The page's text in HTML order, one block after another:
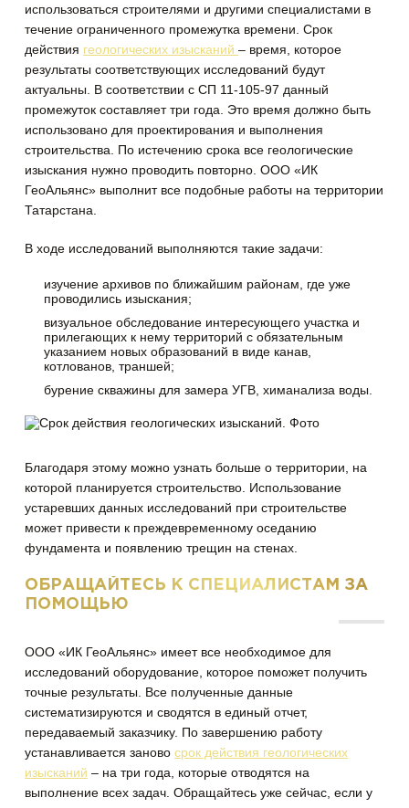
использоваться строителями и другими специалистами в
течение ограниченного промежутка времени.Срок
действия геологических изысканий– время, которое
результаты соответствующих исследований будут
актуальны. В соответствии с СП 11-105-97 данный
промежуток составляет три года. Это время должно быть
использовано для проектирования и выполнения
строительства. По истечению срока все геологические
изыскания нужно проводить повторно. ООО «ИК
ГеоАльянс» выполнит все подобные работы на территории
Татарстана.
В ходе исследований выполняются такие задачи:
изучение архивов по ближайшим районам, где уже
проводились изыскания;
визуальное обследование интересующего участка и
прилегающих к нему территорий с обязательным
указанием новых образований в виде канав,
котлованов, траншей;
бурение скважины для замера УГВ, химанализа воды.
Благодаря этому можно узнать больше о территории, на
которой планируется строительство. Использование
устаревших данных исследований при строительстве
может привести к преждевременному оседанию
фундамента и появлению трещин на стенах.
ОБРАЩАЙТЕСЬ К СПЕЦИАЛИСТАМ ЗА
ПОМОЩЬЮ
ООО «ИК ГеоАльянс» имеет все необходимое для
исследований оборудование, которое поможет получить
точные результаты. Все полученные данные
систематизируются и сводятся в единый отчет,
передаваемый заказчику. По завершению работу
устанавливается зановосрок действия геологических
изысканий – на три года, которые отводятся на
выполнение всех задач. Обращайтесь уже сейчас, если у